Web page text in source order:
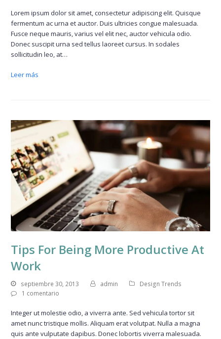
Lorem ipsum dolor sit amet, consectetur adipiscing elit. Quisque
fermentum ac urna et auctor. Duis ultricies congue malesuada.
Fusce neque mauris, varius vel elit nec, auctor vehicula odio.
Donec suscipit urna sed tellus laoreet cursus. In sodales
sollicitudin leo, at…
Leer más
Tips For Being More Productive At
Work
septiembre 30, 2013 admin
Design Trends
1 comentario
Integer ut molestie odio, a viverra ante. Sed vehicula tortor sit
amet nunc tristique mollis. Aliquam erat volutpat. Nulla a magna
quis ante vulputate dapibus. Donec lobortis viverra malesuada.